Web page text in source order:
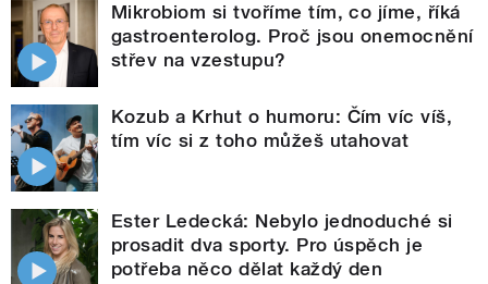
Mikrobiom si tvoříme tím, co jíme, říká
gastroenterolog. Proč jsou onemocnění
střev na vzestupu?
Kozub a Krhut o humoru: Čím víc víš,
tím víc si z toho můžeš utahovat
Ester Ledecká: Nebylo jednoduché si
prosadit dva sporty. Pro úspěch je
potřeba něco dělat každý den